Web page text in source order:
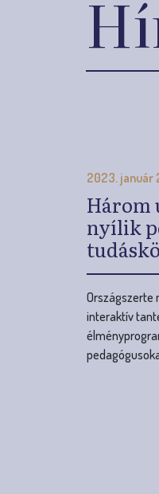
2023. január
Három
Országszerte
interaktív